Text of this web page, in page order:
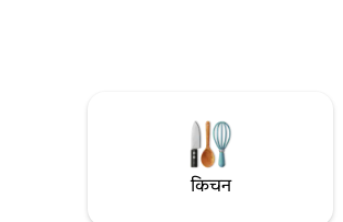
साईटवर सुरक्षित गेट असलेले प्रवेशद्वार,
पार्किंग आणि इलेक्ट्रिक वाहनांसाठी
किचन